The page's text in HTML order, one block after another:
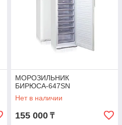
МОРОЗИЛЬНИК
БИРЮСА-647SN
Нет в наличии
155 000 ₸